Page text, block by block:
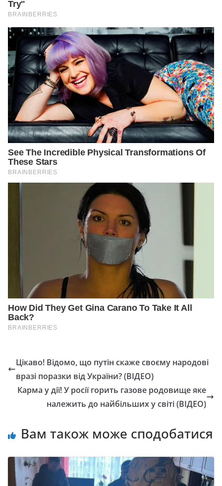
Цікаво! Відомо, що путін скаже своєму народові
вразі поразки від України? (ВІДЕО)
Карма у дії! У росії горить газове родовище яке
належить до найбільших у світі (ВІДЕО)
Вам також може сподобатися